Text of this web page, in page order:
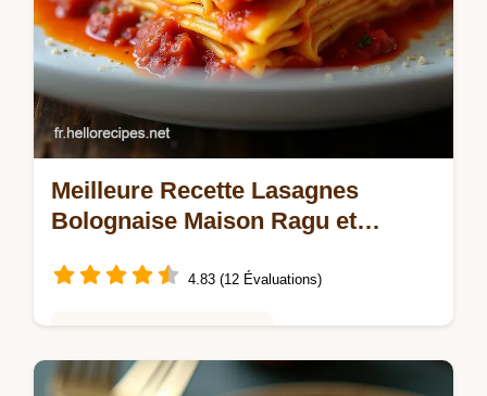
Meilleure Recette Lasagnes
Bolognaise Maison Ragu et
4.83 (12 Évaluations)
Apprenez à réaliser des Lasagnes